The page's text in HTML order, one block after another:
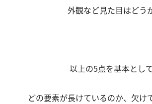
外観など見た目はどう
以上の5点を基本とし
どの要素が長けているのか、欠け